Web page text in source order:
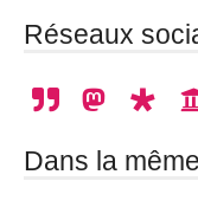
Réseaux
Dans la